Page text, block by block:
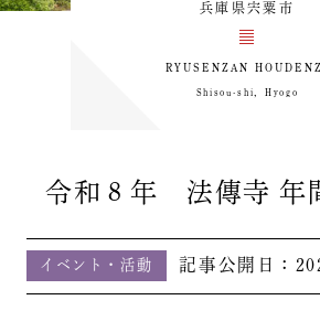
兵庫県宍粟市
RYUSENZAN
Shisou-shi，Hyogo
令和８年 法傳寺 年
イベント・活動 記事公開日：